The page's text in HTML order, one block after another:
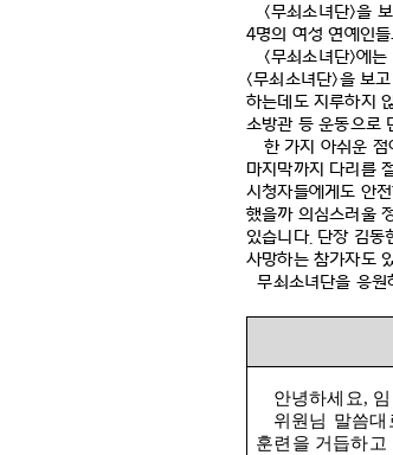
<무쇠소녀단>을
4명의 여성 연예인
<무쇠소녀단>에는
<무쇠소녀단>을 보
하는데도 지루하지
소방관 등 운동으로
한 가지 아쉬운
마지막까지 다리를
시청자들에게도 안
했을까 의심스러울
있습니다. 단장 김동
사망하는 참가자도
무쇠소녀단을 응
안녕하세요,
위원님 말씀대
훈련을 거듭하고